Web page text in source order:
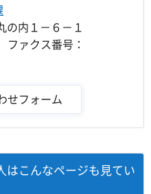
内１－６－１
ァクス番号：
はこんなページも見てい